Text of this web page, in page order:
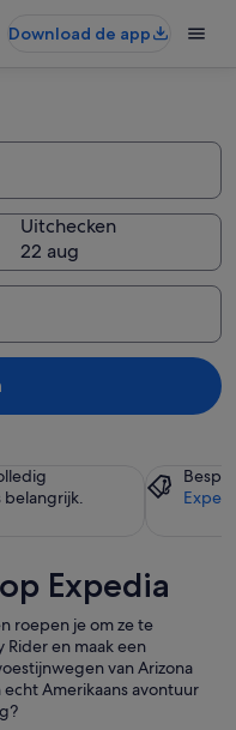
Download de app
Uitchecken
22 aug
belangrijk.
Expedia
roepen je om ze te
en maak een
van Arizona
Amerikaans avontuur